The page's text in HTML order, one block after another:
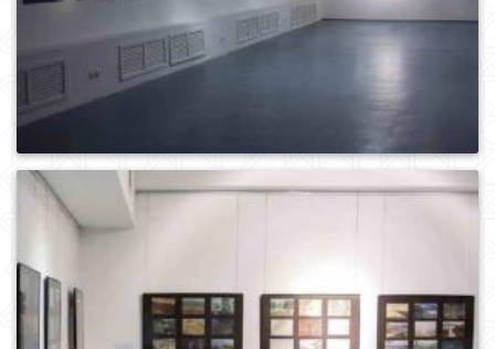
0 1065